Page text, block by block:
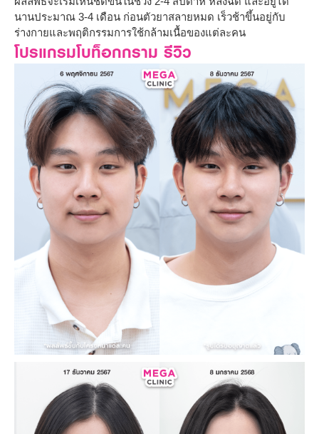
นานประมาณ 3-4 เดือน ก่อนตัวยาสลายหมด เร็วช้าขึ้นอยู่กับ
ร่างกายและพฤติกรรมการใช้กล้ามเนื้อของแต่ละคน
โปรแกรมโบท็อกกราม รีวิว